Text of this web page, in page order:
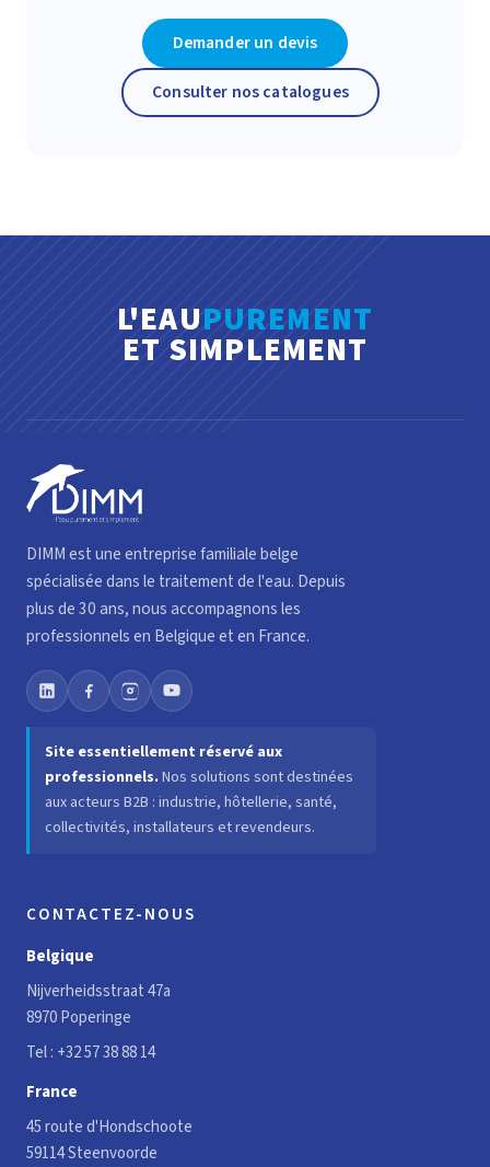
Demander un devis
Consulter nos catalogues
L'EAUPUREMENT
ET SIMPLEMENT
DIMM est une entreprise familiale belge
spécialisée dans le traitement de l'eau. Depuis
plus de 30 ans, nous accompagnons les
professionnels en Belgique et en France.
Site essentiellement réservé aux
professionnels. Nos solutions sont destinées
aux acteurs B2B : industrie, hôtellerie, santé,
collectivités, installateurs et revendeurs.
CONTACTEZ-NOUS
Belgique
Nijverheidsstraat 47a
8970 Poperinge
Tel : +32 57 38 88 14
France
45 route d'Hondschoote
59114 Steenvoorde